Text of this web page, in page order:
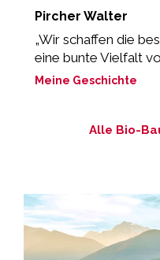
Pircher Walter
„Wir schaffen die
eine bunte Vielfalt
Meine Geschichte
Alle Bio-